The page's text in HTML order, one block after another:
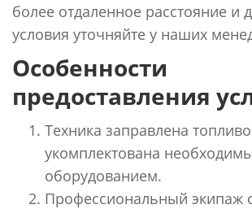
более отдаленное расстояние и
условия уточняйте у наших
Особенности
предоставления
Техника заправлена
укомплектована
оборудованием.
Профессиональный экипаж